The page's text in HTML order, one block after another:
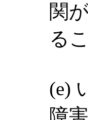
関
る
(e)